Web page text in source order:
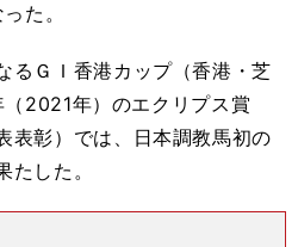
た。
ＧＩ香港カップ（香港・芝
2021年）のエクリプス賞
表彰）では、日本調教馬初の
した。